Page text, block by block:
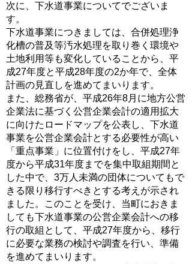
次に、下水道事業についてでございま
す。
下水道事業につきましては、合併処理浄
化槽の普及等汚水処理を取り巻く環境や
土地利用等も変化していることから、平
成27年度と平成28年度の2か年で、全体
計画の見直しを進めてまいります。
また、総務省が、平成26年8月に地方公営
企業法に基づく公営企業会計の適用拡大
に向けたロードマップを公表し、下水道
事業を公営企業会計とする必要性が高い
「重点事業」に位置付けをし、平成27年
度から平成31年度までを集中取組期間と
した中で、3万人未満の団体についてもで
きる限り移行すべきとする考えが示され
ました。このことを受け、当町におきま
しても下水道事業の公営企業会計への移
行の取組として、平成27年度から、移行
に必要な業務の検討や調査を行い、準備
を進めてまいります。